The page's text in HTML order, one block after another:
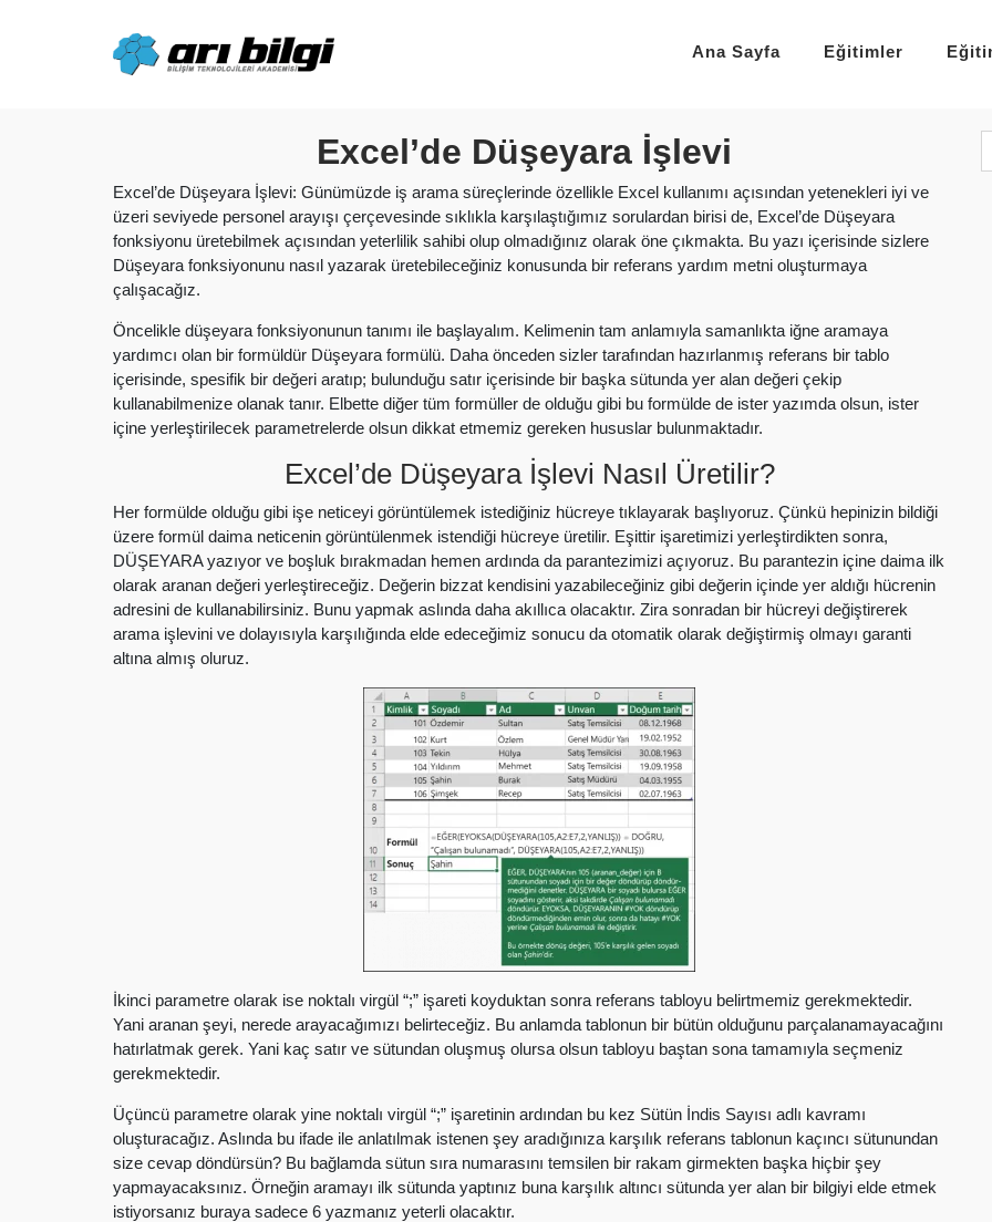
Ana Sayfa Eğitimler
Excel’de Düşeyara İşlevi
Excel’de Düşeyara İşlevi: Günümüzde iş arama süreçlerinde özellikle Excel kullanımı açısından yetenekleri iyi ve
üzeri seviyede personel arayışı çerçevesinde sıklıkla karşılaştığımız sorulardan birisi de, Excel’de Düşeyara
fonksiyonu üretebilmek açısından yeterlilik sahibi olup olmadığınız olarak öne çıkmakta. Bu yazı içerisinde sizlere
Düşeyara fonksiyonunu nasıl yazarak üretebileceğiniz konusunda bir referans yardım metni oluşturmaya
çalışacağız.
Öncelikle düşeyara fonksiyonunun tanımı ile başlayalım. Kelimenin tam anlamıyla samanlıkta iğne aramaya
yardımcı olan bir formüldür Düşeyara formülü. Daha önceden sizler tarafından hazırlanmış referans bir tablo
içerisinde, spesifik bir değeri aratıp; bulunduğu satır içerisinde bir başka sütunda yer alan değeri çekip
kullanabilmenize olanak tanır. Elbette diğer tüm formüller de olduğu gibi bu formülde de ister yazımda olsun, ister
içine yerleştirilecek parametrelerde olsun dikkat etmemiz gereken hususlar bulunmaktadır.
Excel’de Düşeyara İşlevi Nasıl Üretilir?
Her formülde olduğu gibi işe neticeyi görüntülemek istediğiniz hücreye tıklayarak başlıyoruz. Çünkü hepinizin bildiği
üzere formül daima neticenin görüntülenmek istendiği hücreye üretilir. Eşittir işaretimizi yerleştirdikten sonra,
DÜŞEYARA yazıyor ve boşluk bırakmadan hemen ardında da parantezimizi açıyoruz. Bu parantezin içine daima ilk
olarak aranan değeri yerleştireceğiz. Değerin bizzat kendisini yazabileceğiniz gibi değerin içinde yer aldığı hücrenin
adresini de kullanabilirsiniz. Bunu yapmak aslında daha akıllıca olacaktır. Zira sonradan bir hücreyi değiştirerek
arama işlevini ve dolayısıyla karşılığında elde edeceğimiz sonucu da otomatik olarak değiştirmiş olmayı garanti
altına almış oluruz.
İkinci parametre olarak ise noktalı virgül “;” işareti koyduktan sonra referans tabloyu belirtmemiz gerekmektedir.
Yani aranan şeyi, nerede arayacağımızı belirteceğiz. Bu anlamda tablonun bir bütün olduğunu parçalanamayacağını
hatırlatmak gerek. Yani kaç satır ve sütundan oluşmuş olursa olsun tabloyu baştan sona tamamıyla seçmeniz
gerekmektedir.
Üçüncü parametre olarak yine noktalı virgül “;” işaretinin ardından bu kez Sütün İndis Sayısı adlı kavramı
oluşturacağız. Aslında bu ifade ile anlatılmak istenen şey aradığınıza karşılık referans tablonun kaçıncı sütunundan
size cevap döndürsün? Bu bağlamda sütun sıra numarasını temsilen bir rakam girmekten başka hiçbir şey
yapmayacaksınız. Örneğin aramayı ilk sütunda yaptınız buna karşılık altıncı sütunda yer alan bir bilgiyi elde etmek
istiyorsanız buraya sadece 6 yazmanız yeterli olacaktır.